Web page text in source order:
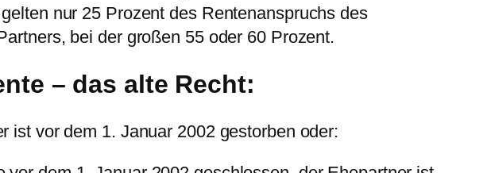
nur 25 Prozent des Rentenanspruchs des
bei der großen 55 oder 60 Prozent.
– das alte Recht:
ist vor dem 1. Januar 2002 gestorben oder: